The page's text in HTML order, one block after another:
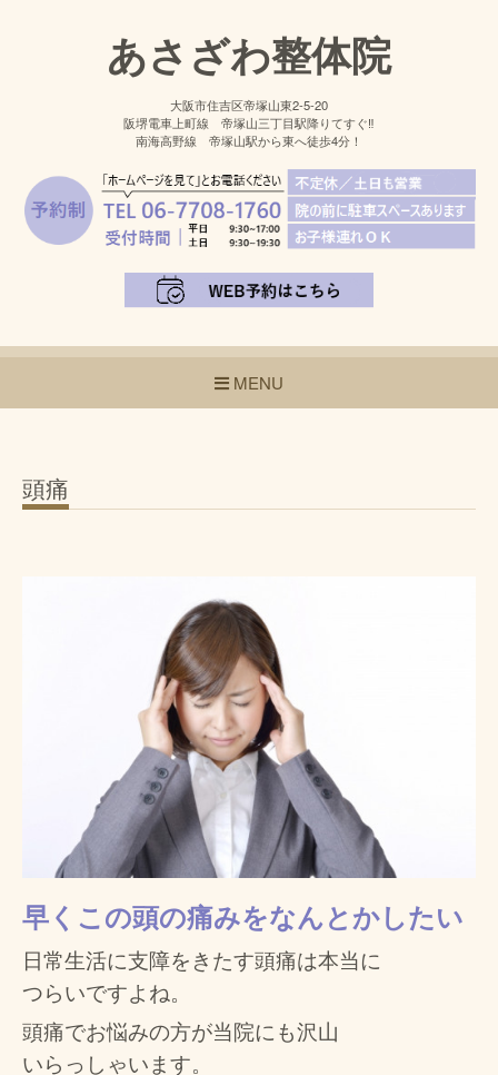
あさざわ整体院
大阪市住吉区帝塚山東2-5-20
阪堺電車上町線 帝塚山三丁目駅降りてすぐ‼
南海高野線 帝塚山駅から東へ徒歩4分！
MENU
頭痛
早くこの頭の痛みをなんとかしたい
日常生活に支障をきたす頭痛は本当に
つらいですよね。
頭痛でお悩みの方が当院にも沢山
いらっしゃいます。